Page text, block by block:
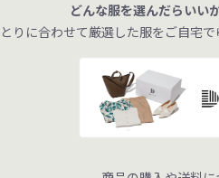
どんな服を選んだらいい
りに合わせて厳選した服をご自宅